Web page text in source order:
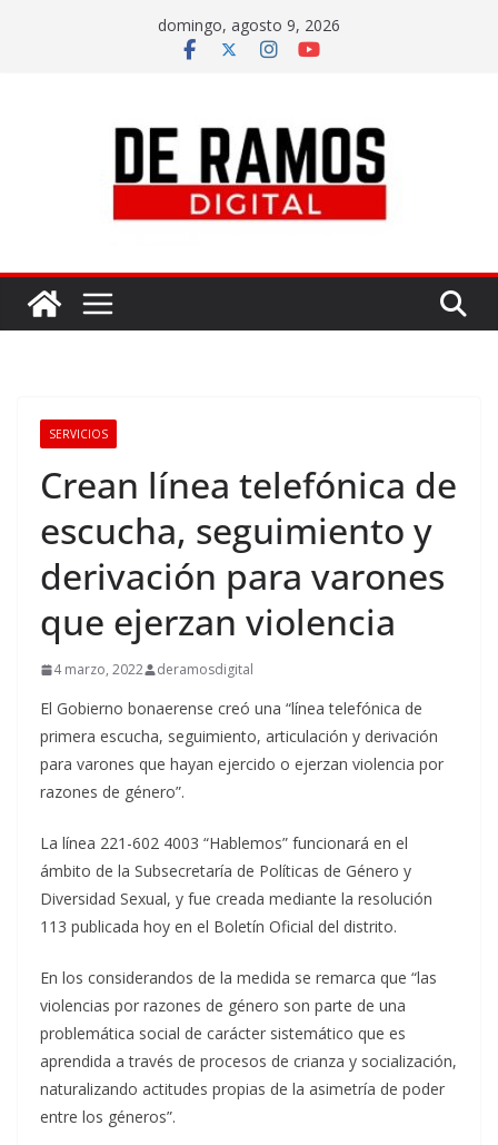
domingo, agosto 9, 2026
SERVICIOS
Crean línea telefónica de
escucha, seguimiento y
derivación para varones
que ejerzan violencia
4 marzo, 2022 deramosdigital
El Gobierno bonaerense creó una “línea telefónica de
primera escucha, seguimiento, articulación y derivación
para varones que hayan ejercido o ejerzan violencia por
razones de género”.
La línea 221-602 4003 “Hablemos” funcionará en el
ámbito de la Subsecretaría de Políticas de Género y
Diversidad Sexual, y fue creada mediante la resolución
113 publicada hoy en el Boletín Oficial del distrito.
En los considerandos de la medida se remarca que “las
violencias por razones de género son parte de una
problemática social de carácter sistemático que es
aprendida a través de procesos de crianza y socialización,
naturalizando actitudes propias de la asimetría de poder
entre los géneros”.